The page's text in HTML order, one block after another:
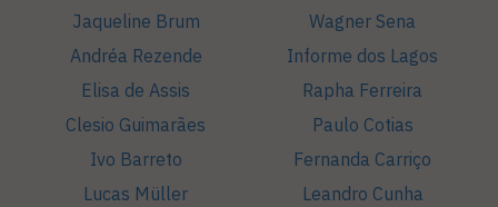
Jaqueline Brum
Andréa Rezende
Elisa de Assis
Clesio Guimarães
Ivo Barreto
Lucas Müller
Wagner Sena
Informe dos Lagos
Rapha Ferreira
Paulo Cotias
Fernanda Carriço
Leandro Cunha